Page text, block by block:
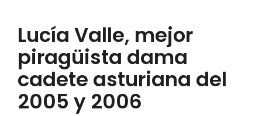
Lucía Valle, mejor
piragüista dama
cadete asturiana del
2005 y 2006